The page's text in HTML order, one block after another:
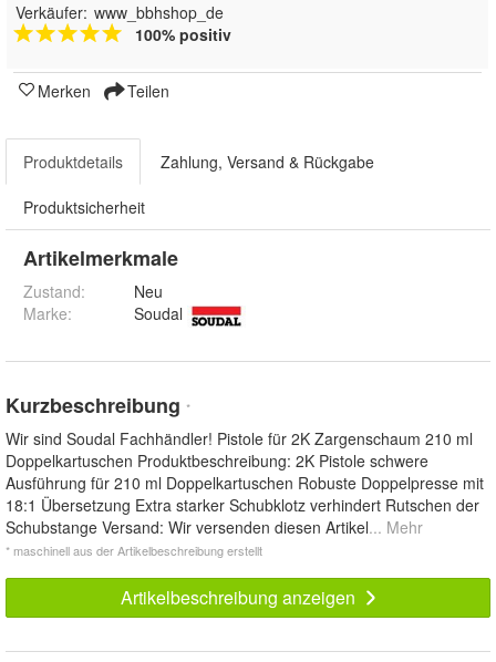
Verkäufer: www_bbhshop_de
100% positiv
Merken Teilen
Produktdetails Zahlung, Versand & Rückgabe
Produktsicherheit
Artikelmerkmale
Zustand:
Neu
Marke:
Soudal
Kurzbeschreibung *
Wir sind Soudal Fachhändler! Pistole für 2K Zargenschaum 210 ml
Doppelkartuschen Produktbeschreibung: 2K Pistole schwere
Ausführung für 210 ml Doppelkartuschen Robuste Doppelpresse mit
18:1 Übersetzung Extra starker Schubklotz verhindert Rutschen der
Schubstange Versand: Wir versenden diesen Artikel... Mehr
* maschinell aus der Artikelbeschreibung erstellt
Artikelbeschreibung anzeigen